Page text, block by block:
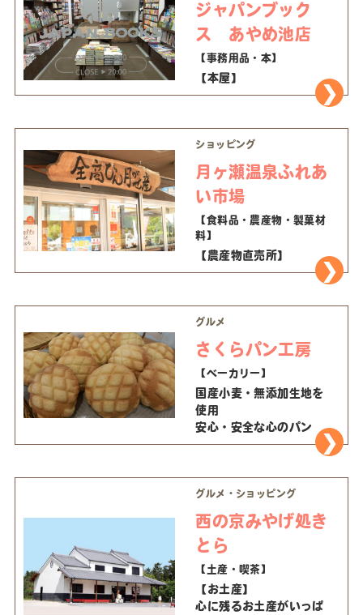
ジャパンブック
ス あやめ池店
【事務用品・本】
【本屋】
ショッピング
月ヶ瀬温泉ふれあ
い市場
【食料品・農産物・製菓材
料】
【農産物直売所】
グルメ
さくらパン工房
【ベーカリー】
国産小麦・無添加生地を
使用
安心・安全な心のパン
グルメ・ショッピング
西の京みやげ処き
とら
【土産・喫茶】
【お土産】
心に残るお土産がいっぱ